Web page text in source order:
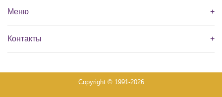
Меню +
Контакты +
Copyright © 1991-2026